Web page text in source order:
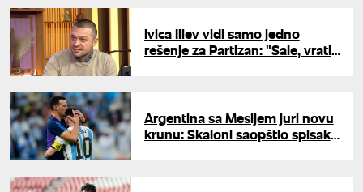
Ivica Iliev vidi samo jedno
rešenje za Partizan: "Sale, vrati
Argentina sa Mesijem juri novu
krunu: Skaloni saopštio spisak